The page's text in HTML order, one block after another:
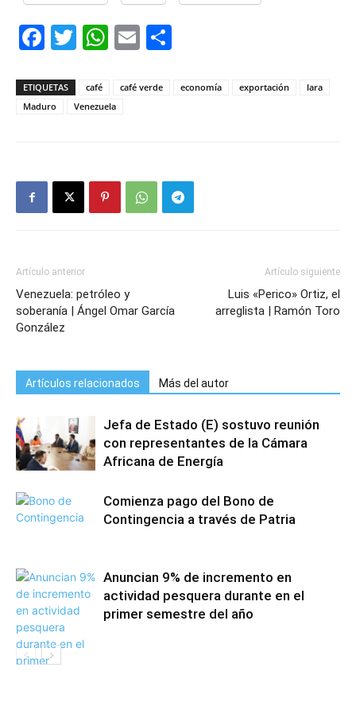
Facebook
Twitter
WhatsApp
Email
ETIQUETAS café café verde economía exportación
lara
Maduro
Venezuela
Artículo anterior
Venezuela: petróleo y
soberanía | Ángel Omar García
González
Artículo siguiente
Luis «Perico» Ortiz, el
arreglista | Ramón Toro
Artículos relacionados Más del autor
Jefa de Estado (E) sostuvo reunión
con representantes de la Cámara
Africana de Energía
Comienza pago del Bono de
Contingencia a través de Patria
Anuncian 9% de incremento en
actividad pesquera durante en el
primer semestre del año